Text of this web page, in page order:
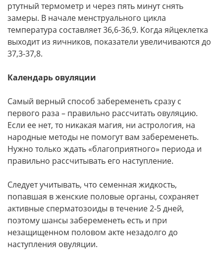
ртутный термометр и через пять минут снять
замеры. В начале менструального цикла
температура составляет 36,6-36,9. Когда яйцеклетка
выходит из яичников, показатели увеличиваются до
37,3-37,8.
Календарь овуляции
Самый верный способ забеременеть сразу с
первого раза – правильно рассчитать овуляцию.
Если ее нет, то никакая магия, ни астрология, на
народные методы не помогут вам забеременеть.
Нужно только ждать «благоприятного» периода и
правильно рассчитывать его наступление.
Следует учитывать, что семенная жидкость,
попавшая в женские половые органы, сохраняет
активные сперматозоиды в течение 2-5 дней,
поэтому шансы забеременеть есть и при
незащищенном половом акте незадолго до
наступления овуляции.